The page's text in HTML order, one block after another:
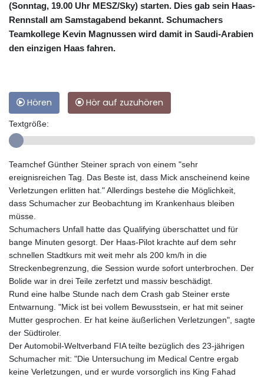
(Sonntag, 19.00 Uhr MESZ/Sky) starten. Dies gab sein Haas-
Rennstall am Samstagabend bekannt. Schumachers
Teamkollege Kevin Magnussen wird damit in Saudi-Arabien
den einzigen Haas fahren.
Hören Hör auf zuzuhören
Textgröße:
Teamchef Günther Steiner sprach von einem "sehr
ereignisreichen Tag. Das Beste ist, dass Mick anscheinend keine
Verletzungen erlitten hat." Allerdings bestehe die Möglichkeit,
dass Schumacher zur Beobachtung im Krankenhaus bleiben
müsse.
Schumachers Unfall hatte das Qualifying überschattet und für
bange Minuten gesorgt. Der Haas-Pilot krachte auf dem sehr
schnellen Stadtkurs mit weit mehr als 200 km/h in die
Streckenbegrenzung, die Session wurde sofort unterbrochen. Der
Bolide war in drei Teile zerfetzt und massiv beschädigt.
Rund eine halbe Stunde nach dem Crash gab Steiner erste
Entwarnung. "Mick ist bei vollem Bewusstsein, er hat mit seiner
Mutter gesprochen. Er hat keine äußerlichen Verletzungen", sagte
der Südtiroler.
Der Automobil-Weltverband FIA teilte bezüglich des 23-jährigen
Schumacher mit: "Die Untersuchung im Medical Centre ergab
keine Verletzungen, und er wurde vorsorglich ins King Fahad